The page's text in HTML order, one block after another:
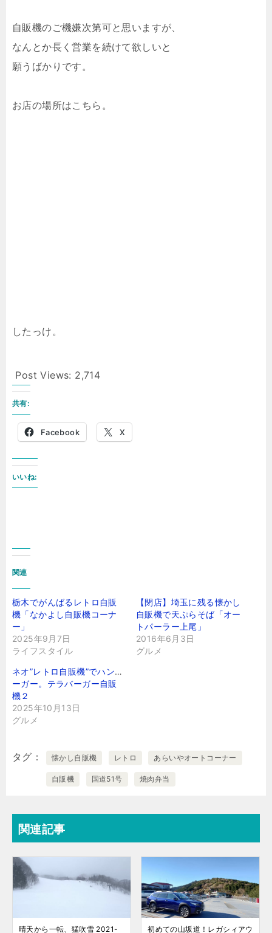
自販機のご機嫌次第可と思いますが、
なんとか長く営業を続けて欲しいと
願うばかりです。
お店の場所はこちら。
したっけ。
Post Views: 2,714
共有:
Facebook X
いいね:
関連
栃木でがんばるレトロ自販
機「なかよし自販機コーナ
ー」
2025年9月7日
ライフスタイル
【閉店】埼玉に残る懐かし
自販機で天ぷらそば「オー
トパーラー上尾」
2016年6月3日
グルメ
ネオ”レトロ自販機”でハンバ
ーガー。テラバーガー自販
機２
2025年10月13日
グルメ
タグ 懐かし自販機 レトロ あらいやオートコーナー
自販機 国道51号 焼肉弁当
関連記事
晴天から一転、猛吹雪 2021- 初めての山坂道！レガシィアウ